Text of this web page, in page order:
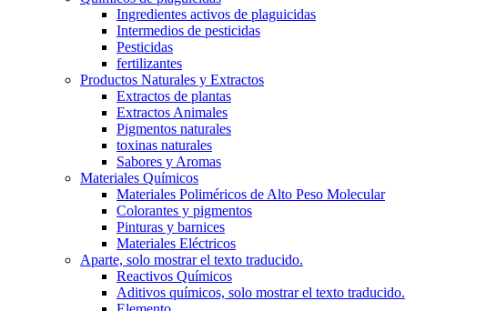
Ingredientes activos de plaguicidas
Intermedios de pesticidas
Pesticidas
fertilizantes
Productos Naturales y Extractos
Extractos de plantas
Extractos Animales
Pigmentos naturales
toxinas naturales
Sabores y Aromas
Materiales Químicos
Materiales Poliméricos de Alto Peso Molecular
Colorantes y pigmentos
Pinturas y barnices
Materiales Eléctricos
Aparte, solo mostrar el texto traducido.
Reactivos Químicos
Aditivos químicos, solo mostrar el texto traducido.